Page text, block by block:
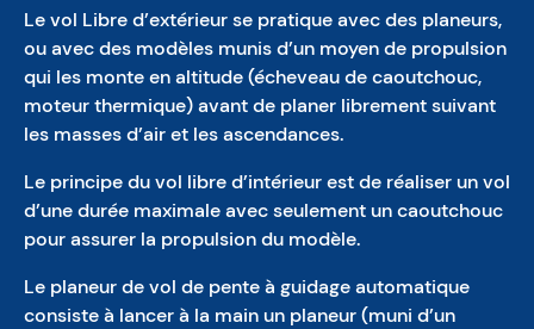
Le vol Libre d’extérieur se pratique avec des planeurs,
ou avec des modèles munis d’un moyen de propulsion
qui les monte en altitude (écheveau de caoutchouc,
moteur thermique) avant de planer librement suivant
les masses d’air et les ascendances.
Le principe du vol libre d’intérieur est de réaliser un vol
d’une durée maximale avec seulement un caoutchouc
pour assurer la propulsion du modèle.
Le planeur de vol de pente à guidage automatique
consiste à lancer à la main un planeur (muni d’un